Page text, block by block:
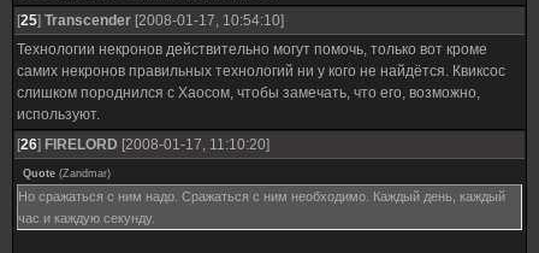
[25] Transcender [2008-01-17, 10:54:10]
Технологии некронов действительно могут помочь, только вот кроме
самих некронов правильных технологий ни у кого не найдётся. Квиксос
слишком породнился с Хаосом, чтобы замечать, что его, возможно,
используют.
[26] FIRELORD [2008-01-17, 11:10:20]
Quote (Zandmar)
Но сражаться с ним надо. Сражаться с ним необходимо. Каждый день, каждый
час и каждую секунду.